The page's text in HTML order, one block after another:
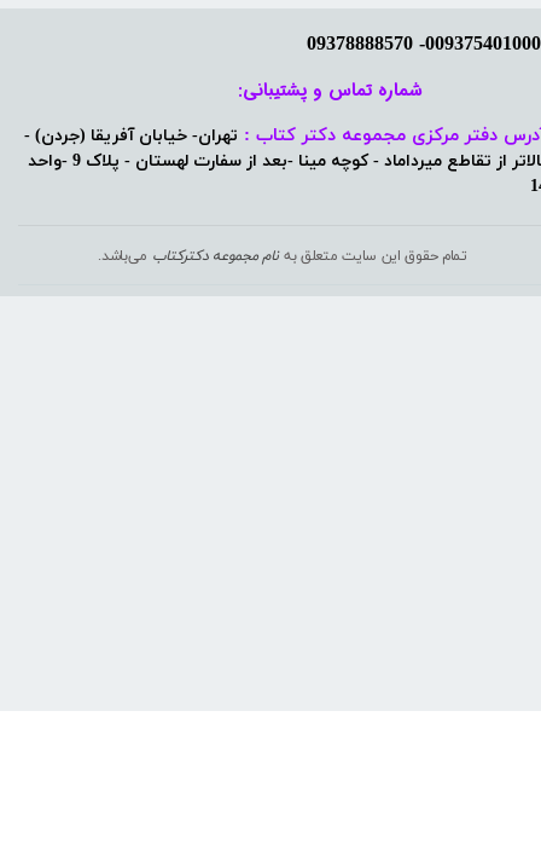
دفتر مرکزی مجموعه دکتر کتاب : تهران- خیابان آفریقا (جردن) -
بالاتر از تقاطع میرداماد - کوچه مینا -بعد از سفارت لهستان - پلاک 9 -واحد
تمام حقوق این سایت متعلق بهنام مجموعه دکترکتاب می‌باشد.
شماره تماس و پشتیبانی: ​​​​​​​